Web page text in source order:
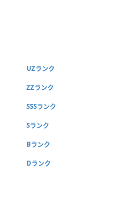
UZランク
ZZランク
SSSランク
Sランク
Bランク
Dランク